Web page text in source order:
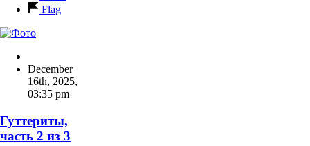
Flag
December
16th, 2025,
03:35 pm
Гуттериты,
часть 2 из 3